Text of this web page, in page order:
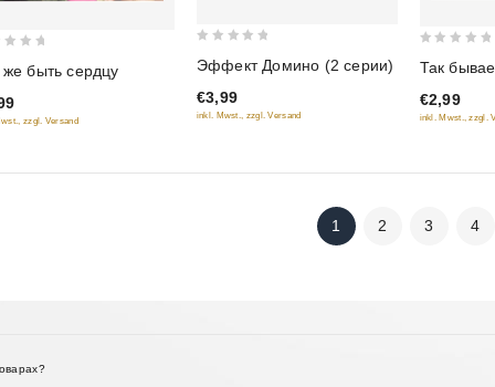
же быть сердцу
zzgl. Versand
out
of
5
Эффект Домино (2 серии)
€3,99
inkl. Mwst., zzgl. Versand
of
5
Так
€2,99
inkl. Mwst., zzgl.
1 2 3 4